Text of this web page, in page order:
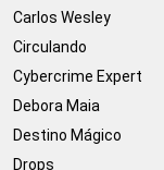
Carlos Wesley
Circulando
Cybercrime Expert
Debora Maia
Destino Mágico
Drops